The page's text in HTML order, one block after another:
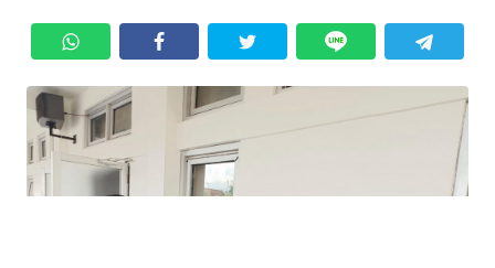
KRIMINAL
EKUIN
SAINS-TEKNO